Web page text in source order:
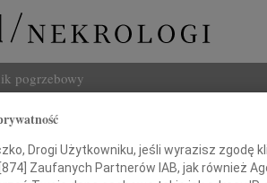
pogrzebowy
Cebo
Drogi Użytkowniku, jeśli wyrazisz zgodę
874] Zaufanych Partnerów IAB, jak również